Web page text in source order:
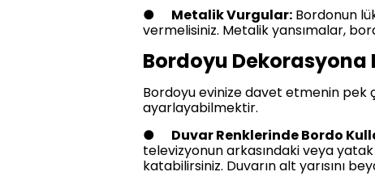
● Metalik Vurgular: Bordonun
vermelisiniz. Metalik yansımalar,
Bordoyu Dekorasyona
Bordoyu evinize davet etmenin pek
ayarlayabilmektir.
● Duvar Renklerinde Bordo
televizyonun arkasındaki veya
katabilirsiniz. Duvarın alt yarısını